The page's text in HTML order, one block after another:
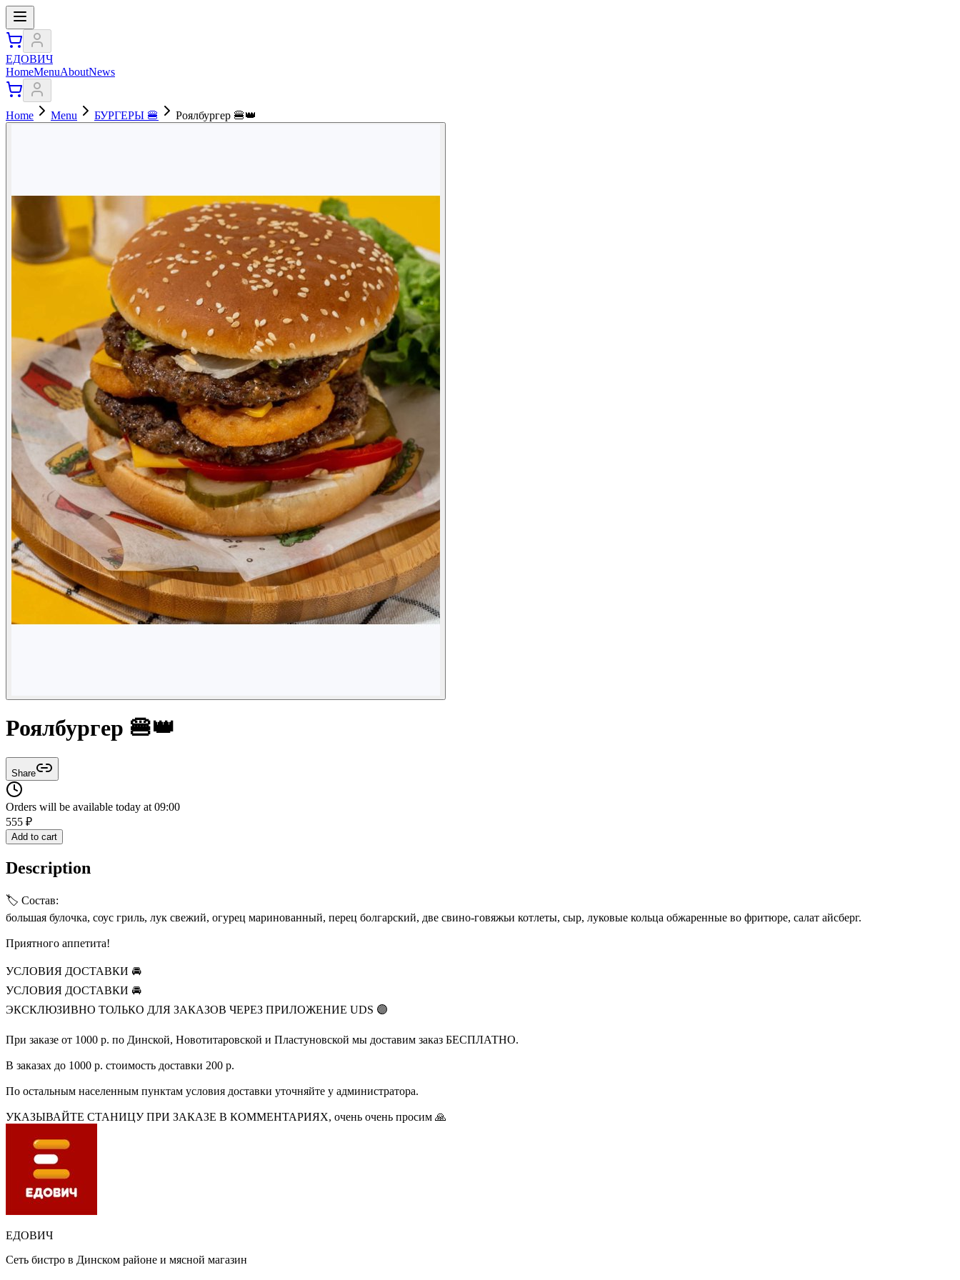
ЕДОВИЧ
HomeMenuAboutNews
Home Menu БУРГЕРЫ 🍔 Роялбургер 🍔👑
Роялбургер 🍔👑
Share
Orders will be available today at 09:00
555 ₽
Add to cart
Description
🏷 Состав:
большая булочка, соус гриль, лук свежий, огурец маринованный, перец болгарский, две свино-говяжьи котлеты, сыр, луковые кольца обжаренные во фритюре, салат айсберг.
Приятного аппетита!
УСЛОВИЯ ДОСТАВКИ 🚘
УСЛОВИЯ ДОСТАВКИ 🚘
ЭКСКЛЮЗИВНО ТОЛЬКО ДЛЯ ЗАКАЗОВ ЧЕРЕЗ ПРИЛОЖЕНИЕ UDS 🟣
При заказе от 1000 р. по Динской, Новотитаровской и Пластуновской мы доставим заказ БЕСПЛАТНО.
В заказах до 1000 р. стоимость доставки 200 р.
По остальным населенным пунктам условия доставки уточняйте у администратора.
УКАЗЫВАЙТЕ СТАНИЦУ ПРИ ЗАКАЗЕ В КОММЕНТАРИЯХ, очень очень просим 🙏
ЕДОВИЧ
Сеть бистро в Динском районе и мясной магазин